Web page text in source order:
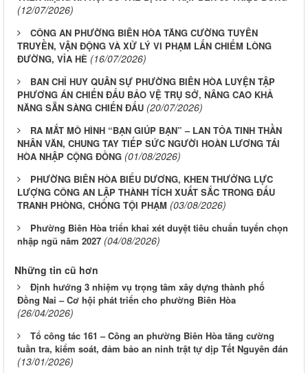
(12/07/2026)
CÔNG AN PHƯỜNG BIÊN HÒA TĂNG CƯỜNG TUYÊN
TRUYỀN, VẬN ĐỘNG VÀ XỬ LÝ VI PHẠM LẤN CHIẾM LÒNG
ĐƯỜNG, VỈA HÈ (16/07/2026)
BAN CHỈ HUY QUÂN SỰ PHƯỜNG BIÊN HÒA LUYỆN TẬP
PHƯƠNG ÁN CHIẾN ĐẤU BẢO VỆ TRỤ SỞ, NÂNG CAO KHẢ
NĂNG SẴN SÀNG CHIẾN ĐẤU (20/07/2026)
RA MẮT MÔ HÌNH “BẠN GIÚP BẠN” – LAN TỎA TINH THẦN
NHÂN VĂN, CHUNG TAY TIẾP SỨC NGƯỜI HOÀN LƯƠNG TÁI
HÒA NHẬP CỘNG ĐỒNG (01/08/2026)
PHƯỜNG BIÊN HÒA BIỂU DƯƠNG, KHEN THƯỞNG LỰC
LƯỢNG CÔNG AN LẬP THÀNH TÍCH XUẤT SẮC TRONG ĐẤU
TRANH PHÒNG, CHỐNG TỘI PHẠM (03/08/2026)
Phường Biên Hòa triển khai xét duyệt tiêu chuẩn tuyển chọn
nhập ngũ năm 2027 (04/08/2026)
Những tin cũ hơn
Định hướng 3 nhiệm vụ trọng tâm xây dựng thành phố
Đồng Nai – Cơ hội phát triển cho phường Biên Hòa
(26/04/2026)
Tổ công tác 161 – Công an phường Biên Hòa tăng cường
tuần tra, kiểm soát, đảm bảo an ninh trật tự dịp Tết Nguyên đán
(13/01/2026)